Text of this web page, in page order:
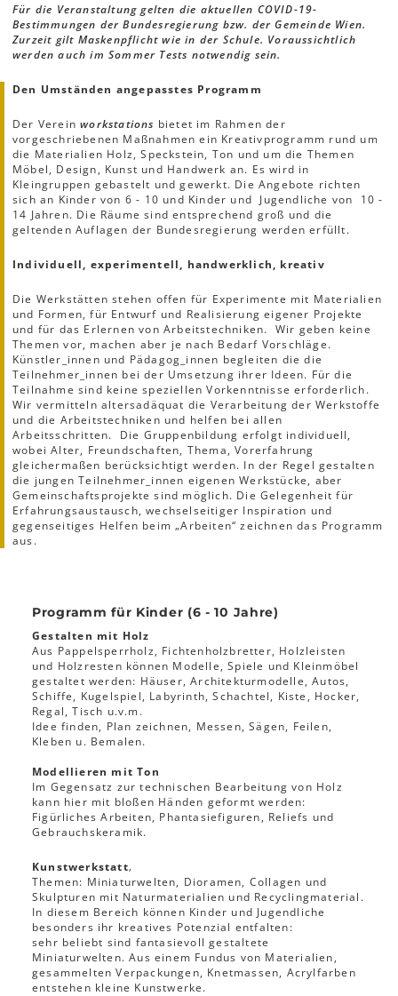
Für die Veranstaltung gelten die aktuellen COVID-19-
Bestimmungen der Bundesregierung bzw. der Gemeinde Wien.
Zurzeit gilt Maskenpflicht wie in der Schule. Voraussichtlich
werden auch im Sommer Tests notwendig sein.
Den Umständen angepasstes Programm
Der Vereinworkstations bietet im Rahmen der
vorgeschriebenen Maßnahmen ein Kreativprogramm rund um
die Materialien Holz, Speckstein, Ton und um die Themen
Möbel, Design, Kunst und Handwerk an. Es wird in
Kleingruppen gebastelt und gewerkt. Die Angebote richten
sich an Kinder von 6 - 10 und Kinder und Jugendliche von 10 -
14 Jahren. Die Räume sind entsprechend groß und die
geltenden Auflagen der Bundesregierung werden erfüllt.
Individuell, experimentell, handwerklich, kreativ
Die Werkstätten stehen offen für Experimente mit Materialien
und Formen, für Entwurf und Realisierung eigener Projekte
und für das Erlernen von Arbeitstechniken. Wir geben keine
Themen vor, machen aber je nach Bedarf Vorschläge.
Künstler_innen und Pädagog_innen begleiten die die
Teilnehmer_innen bei der Umsetzung ihrer Ideen. Für die
Teilnahme sind keine speziellen Vorkenntnisse erforderlich.
Wir vermitteln altersadäquat die Verarbeitung der Werkstoffe
und die Arbeitstechniken und helfen bei allen
Arbeitsschritten. Die Gruppenbildung erfolgt individuell,
wobei Alter, Freundschaften, Thema, Vorerfahrung
gleichermaßen berücksichtigt werden. In der Regel gestalten
die jungen Teilnehmer_innen eigenen Werkstücke, aber
Gemeinschaftsprojekte sind möglich. Die Gelegenheit für
Erfahrungsaustausch, wechselseitiger Inspiration und
gegenseitiges Helfen beim „Arbeiten“ zeichnen das Programm
aus.
Programm für Kinder (6 - 10 Jahre)
Gestalten mit Holz
Aus Pappelsperrholz, Fichtenholzbretter, Holzleisten
und Holzresten können Modelle, Spiele und Kleinmöbel
gestaltet werden: Häuser, Architekturmodelle, Autos,
Schiffe, Kugelspiel, Labyrinth, Schachtel, Kiste, Hocker,
Regal, Tisch u.v.m.
Idee finden, Plan zeichnen, Messen, Sägen, Feilen,
Kleben u. Bemalen.
Modellieren mit Ton
Im Gegensatz zur technischen Bearbeitung von Holz
kann hier mit bloßen Händen geformt werden:
Figürliches Arbeiten, Phantasiefiguren, Reliefs und
Gebrauchskeramik.
Kunstwerkstatt‚
Themen: Miniaturwelten, Dioramen, Collagen und
Skulpturen mit Naturmaterialien und Recyclingmaterial.
In diesem Bereich können Kinder und Jugendliche
besonders ihr kreatives Potenzial entfalten:
sehr beliebt sind fantasievoll gestaltete
Miniaturwelten. Aus einem Fundus von Materialien,
gesammelten Verpackungen, Knetmassen, Acrylfarben
entstehen kleine Kunstwerke.